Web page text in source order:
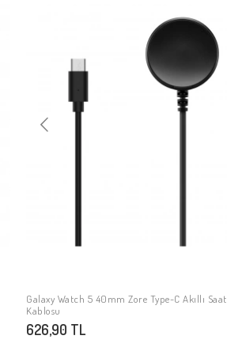
SEPETE EKLE
Galaxy Watch 5 40mm Zore Type-C Akıllı
Kablosu
626,90 TL